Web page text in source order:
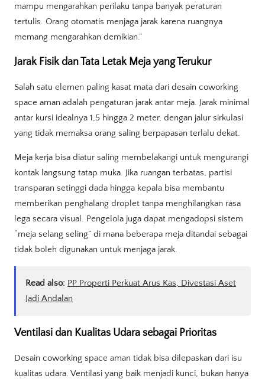
mampu mengarahkan perilaku tanpa banyak peraturan
tertulis. Orang otomatis menjaga jarak karena ruangnya
memang mengarahkan demikian.”
Jarak Fisik dan Tata Letak Meja yang Terukur
Salah satu elemen paling kasat mata dari desain coworking
space aman adalah pengaturan jarak antar meja. Jarak minimal
antar kursi idealnya 1,5 hingga 2 meter, dengan jalur sirkulasi
yang tidak memaksa orang saling berpapasan terlalu dekat.
Meja kerja bisa diatur saling membelakangi untuk mengurangi
kontak langsung tatap muka. Jika ruangan terbatas, partisi
transparan setinggi dada hingga kepala bisa membantu
memberikan penghalang droplet tanpa menghilangkan rasa
lega secara visual. Pengelola juga dapat mengadopsi sistem
“meja selang seling” di mana beberapa meja ditandai sebagai
tidak boleh digunakan untuk menjaga jarak.
Read also: PP Properti Perkuat Arus Kas, Divestasi Aset
Jadi Andalan
Ventilasi dan Kualitas Udara sebagai Prioritas
Desain coworking space aman tidak bisa dilepaskan dari isu
kualitas udara. Ventilasi yang baik menjadi kunci, bukan hanya